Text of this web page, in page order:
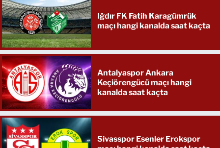
Iğdır FK Fatih Karagümrük
maçı hangi kanalda saat kaçta
Antalyaspor Ankara
Keçiörengücü maçı hangi
kanalda saat kaçta
Sivasspor Esenler Erokspor